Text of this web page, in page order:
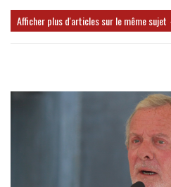
Afficher plus d'articles sur le même